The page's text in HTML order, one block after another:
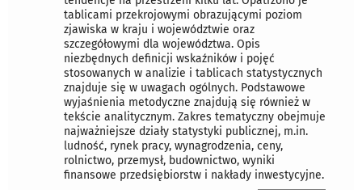
tablicami przekrojowymi obrazującymi poziom
zjawiska w kraju i województwie oraz
szczegółowymi dla województwa. Opis
niezbędnych definicji wskaźników i pojęć
stosowanych w analizie i tablicach statystycznych
znajduje się w uwagach ogólnych. Podstawowe
wyjaśnienia metodyczne znajdują się również w
tekście analitycznym. Zakres tematyczny obejmuje
najważniejsze działy statystyki publicznej, m.in.
ludność, rynek pracy, wynagrodzenia, ceny,
rolnictwo, przemysł, budownictwo, wyniki
finansowe przedsiębiorstw i nakłady inwestycyjne.